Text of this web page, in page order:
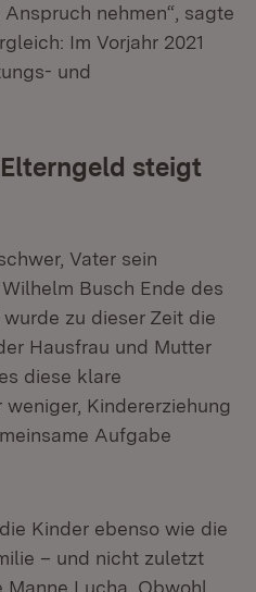
nehmen“, sagte
Im Vorjahr 2021
und
steigt
Vater sein
Busch Ende des
zu dieser Zeit die
Hausfrau und Mutter
diese klare
Kindererziehung
Aufgabe
Kinder ebenso wie die
– und nicht zuletzt
Lucha. Obwohl